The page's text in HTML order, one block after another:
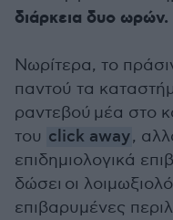
διάρκεια δυο ωρών.
Νωρίτερα, το
παντού τα
ραντεβού μέα στο
του click away,
επιδημιολογικά
δώσει οι
επιβαρυμένες